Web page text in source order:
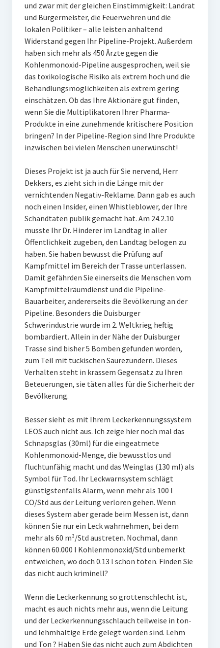
und zwar mit der gleichen Einstimmigkeit: Landrat
und Bürgermeister, die Feuerwehren und die
lokalen Politiker – alle leisten anhaltend
Widerstand gegen Ihr Pipeline-Projekt. Außerdem
haben sich mehr als 450 Ärzte gegen die
Kohlenmonoxid-Pipeline ausgesprochen, weil sie
das toxikologische Risiko als extrem hoch und die
Behandlungsmöglichkeiten als extrem gering
einschätzen. Ob das Ihre Aktionäre gut finden,
wenn Sie die Multiplikatoren Ihrer Pharma-
Produkte in eine zunehmende kritischere Position
bringen? In der Pipeline-Region sind Ihre Produkte
inzwischen bei vielen Menschen unerwünscht!
Dieses Projekt ist ja auch für Sie nervend, Herr
Dekkers, es zieht sich in die Länge mit der
vernichtenden Negativ-Reklame. Dann gab es auch
noch einen Insider, einen Whistleblower, der Ihre
Schandtaten publik gemacht hat. Am 24.2.10
musste Ihr Dr. Hinderer im Landtag in aller
Öffentlichkeit zugeben, den Landtag belogen zu
haben. Sie haben bewusst die Prüfung auf
Kampfmittel im Bereich der Trasse unterlassen.
Damit gefährden Sie einerseits die Menschen vom
Kampfmittelräumdienst und die Pipeline-
Bauarbeiter, andererseits die Bevölkerung an der
Pipeline. Besonders die Duisburger
Schwerindustrie wurde im 2. Weltkrieg heftig
bombardiert. Allein in der Nähe der Duisburger
Trasse sind bisher 5 Bomben gefunden worden,
zum Teil mit tückischen Säurezündern. Dieses
Verhalten steht in krassem Gegensatz zu Ihren
Beteuerungen, sie täten alles für die Sicherheit der
Bevölkerung.
Besser sieht es mit Ihrem Leckerkennungssystem
LEOS auch nicht aus. Ich zeige hier noch mal das
Schnapsglas (30ml) für die eingeatmete
Kohlenmonoxid-Menge, die bewusstlos und
fluchtunfähig macht und das Weinglas (130 ml) als
Symbol für Tod. Ihr Leckwarnsystem schlägt
günstigstenfalls Alarm, wenn mehr als 100 l
CO/Std aus der Leitung verloren gehen. Wenn
dieses System aber gerade beim Messen ist, dann
können Sie nur ein Leck wahrnehmen, bei dem
mehr als 60 m³/Std austreten. Nochmal, dann
können 60.000 l Kohlenmonoxid/Std unbemerkt
entweichen, wo doch 0.13 l schon töten. Finden Sie
das nicht auch kriminell?
Wenn die Leckerkennung so grottenschlecht ist,
macht es auch nichts mehr aus, wenn die Leitung
und der Leckerkennungsschlauch teilweise in ton-
und lehmhaltige Erde gelegt worden sind. Lehm
und Ton ? Haben Sie das nicht auch zum Abdichten